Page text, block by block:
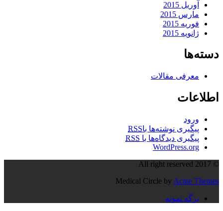
آوریل 2015
مارس 2015
فوریه 2015
ژانویه 2015
دسته‌ها
معرفی مقالات
اطلاعات
ورود
پیگیری نوشته‌ها باRSS
پیگیری دیدگاه‌ها با RSS
WordPress.org
© All right reserved 2017
Medical Circle by Acme Themes
برگه نمونه